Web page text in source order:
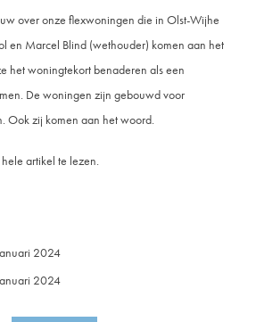
over onze flexwoningen die in Olst-Wijhe
en Marcel Blind (wethouder) komen aan het
het woningtekort benaderen als een
De woningen zijn gebouwd voor
Ook zij komen aan het woord.
artikel te lezen.
2024
2024